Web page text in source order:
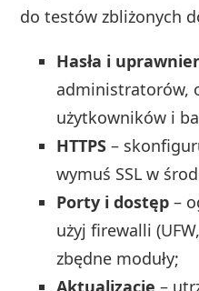
do testów zbliżonych
Hasła i
administratorów,
użytkowników i
HTTPS –
wymuś SSL w
Porty i dostęp –
użyj firewalli (UFW,
zbędne moduły;
Aktualizacje –